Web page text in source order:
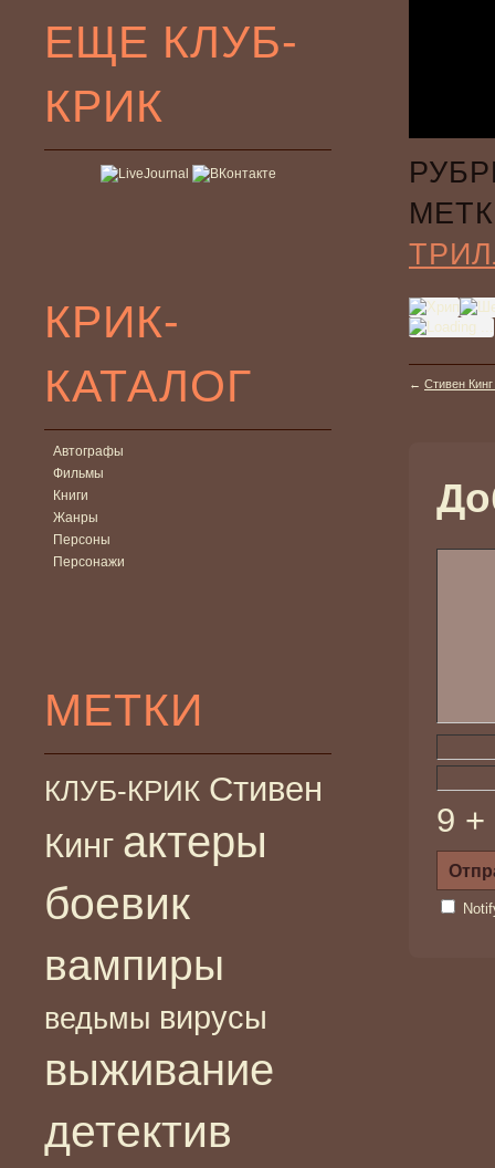
ЕЩЕ КЛУБ-
КРИК
КРИК-
КАТАЛОГ
Автографы
Фильмы
Книги
Жанры
Персоны
Персонажи
МЕТКИ
КЛУБ-КРИК Стивен
Кинг актеры
боевик
вампиры
ведьмы вирусы
выживание
детектив
← Стивен
9